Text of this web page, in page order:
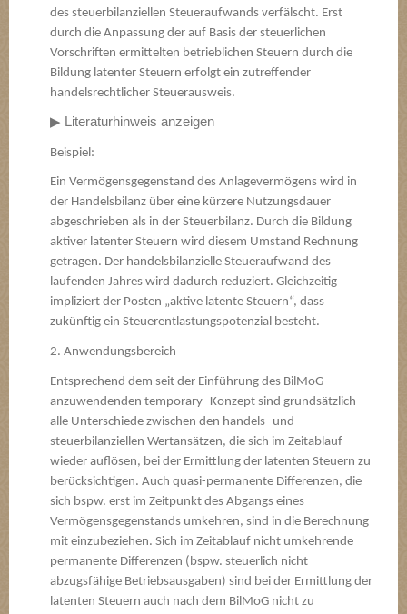
des steuerbilanziellen Steueraufwands verfälscht. Erst
durch die Anpassung der auf Basis der steuerlichen
Vorschriften ermittelten betrieblichen Steuern durch die
Bildung latenter Steuern erfolgt ein zutreffender
handelsrechtlicher Steuerausweis.
▶ Literaturhinweis anzeigen
Beispiel:
Ein Vermögensgegenstand des Anlagevermögens wird in
der Handelsbilanz über eine kürzere Nutzungsdauer
abgeschrieben als in der Steuerbilanz. Durch die Bildung
aktiver latenter Steuern wird diesem Umstand Rechnung
getragen. Der handelsbilanzielle Steueraufwand des
laufenden Jahres wird dadurch reduziert. Gleichzeitig
impliziert der Posten „aktive latente Steuern“, dass
zukünftig ein Steuerentlastungspotenzial besteht.
2. Anwendungsbereich
Entsprechend dem seit der Einführung des BilMoG
anzuwendenden temporary -Konzept sind grundsätzlich
alle Unterschiede zwischen den handels- und
steuerbilanziellen Wertansätzen, die sich im Zeitablauf
wieder auflösen, bei der Ermittlung der latenten Steuern zu
berücksichtigen. Auch quasi-permanente Differenzen, die
sich bspw. erst im Zeitpunkt des Abgangs eines
Vermögensgegenstands umkehren, sind in die Berechnung
mit einzubeziehen. Sich im Zeitablauf nicht umkehrende
permanente Differenzen (bspw. steuerlich nicht
abzugsfähige Betriebsausgaben) sind bei der Ermittlung der
latenten Steuern auch nach dem BilMoG nicht zu